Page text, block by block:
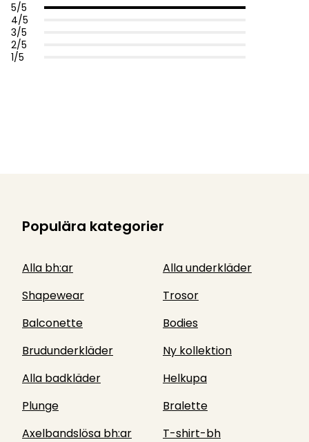
5/5
4/5
3/5
2/5
1/5
Populära kategorier
Alla bh:ar
Alla underkläder
Shapewear
Trosor
Balconette
Bodies
Brudunderkläder
Ny kollektion
Alla badkläder
Helkupa
Plunge
Bralette
Axelbandslösa bh:ar
T-shirt-bh